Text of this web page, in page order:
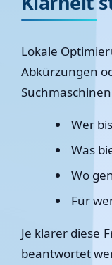
Lokale
Abkürzungen
Wer
Was
Wo
Für
Je klarer diese
beantwortet